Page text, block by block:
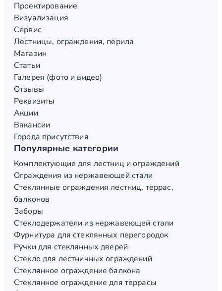
Проектирование
Визуализация
Сервис
Лестницы, ограждения, перила
Магазин
Статьи
Галерея (фото и видео)
Отзывы
Реквизиты
Акции
Вакансии
Города присутствия
Популярные категории
Комплектующие для лестниц и ограждений
Ограждения из нержавеющей стали
Стеклянные ограждения лестниц, террас,
балконов
Заборы
Стеклодержатели из нержавеющей стали
Фурнитура для стеклянных перегородок
Ручки для стеклянных дверей
Стекло для лестничных ограждений
Стеклянное ограждение балкона
Стеклянное ограждение для террасы